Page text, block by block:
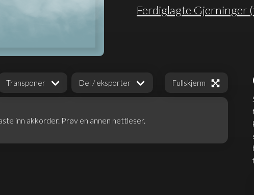
Ferdiglagte Gjerninger(
Transponer Del / eksporter Fullskjerm
inn akkorder. Prøv en annen nettleser.